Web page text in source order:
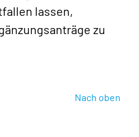
lassen,
zu
Nach oben